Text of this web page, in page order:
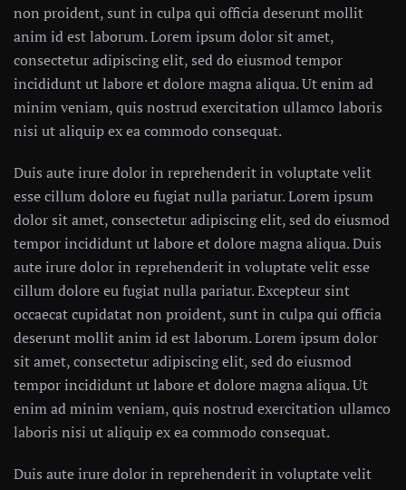
non proident, sunt in culpa qui officia deserunt mollit
anim id est laborum. Lorem ipsum dolor sit amet,
consectetur adipiscing elit, sed do eiusmod tempor
incididunt ut labore et dolore magna aliqua. Ut enim ad
minim veniam, quis nostrud exercitation ullamco laboris
nisi ut aliquip ex ea commodo consequat.
Duis aute irure dolor in reprehenderit in voluptate velit
esse cillum dolore eu fugiat nulla pariatur. Lorem ipsum
dolor sit amet, consectetur adipiscing elit, sed do eiusmod
tempor incididunt ut labore et dolore magna aliqua. Duis
aute irure dolor in reprehenderit in voluptate velit esse
cillum dolore eu fugiat nulla pariatur. Excepteur sint
occaecat cupidatat non proident, sunt in culpa qui officia
deserunt mollit anim id est laborum. Lorem ipsum dolor
sit amet, consectetur adipiscing elit, sed do eiusmod
tempor incididunt ut labore et dolore magna aliqua. Ut
enim ad minim veniam, quis nostrud exercitation ullamco
laboris nisi ut aliquip ex ea commodo consequat.
Duis aute irure dolor in reprehenderit in voluptate velit